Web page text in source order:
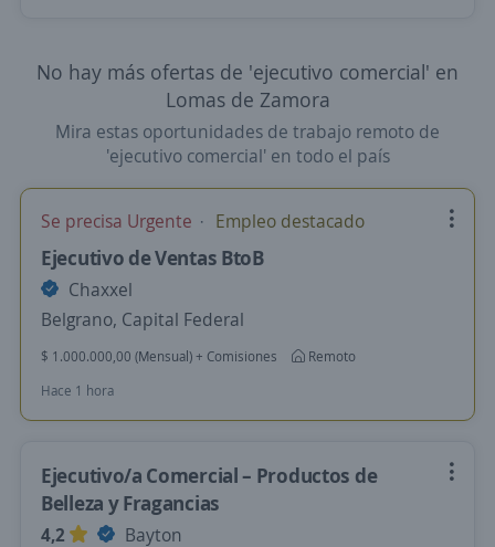
No hay más ofertas de 'ejecutivo comercial' en
Lomas de Zamora
Mira estas oportunidades de trabajo remoto de
'ejecutivo comercial' en todo el país
Se precisa Urgente Empleo destacado
Ejecutivo de Ventas BtoB
Chaxxel
Belgrano, Capital Federal
$ 1.000.000,00 (Mensual) + Comisiones
Remoto
Hace 1 hora
Ejecutivo/a Comercial – Productos de
Belleza y Fragancias
4,2
Bayton